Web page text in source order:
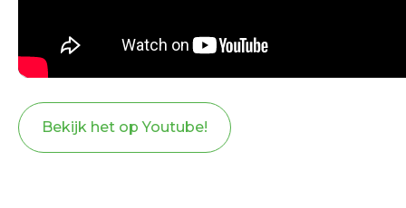
Bekijk het op Youtube!